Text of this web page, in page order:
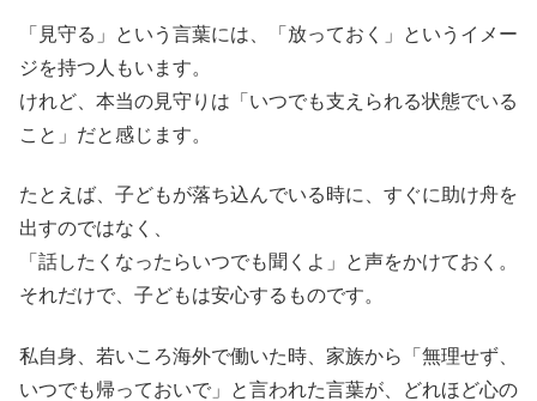
「見守る」という言葉には、「放っておく」というイメー
ジを持つ人もいます。
けれど、本当の見守りは「いつでも支えられる状態でいる
こと」だと感じます。
たとえば、子どもが落ち込んでいる時に、すぐに助け舟を
出すのではなく、
「話したくなったらいつでも聞くよ」と声をかけておく。
それだけで、子どもは安心するものです。
私自身、若いころ海外で働いた時、家族から「無理せず、
いつでも帰っておいで」と言われた言葉が、どれほど心の